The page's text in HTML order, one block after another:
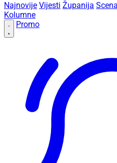
Najnovije Vijesti Županija Scena
Kolumne
Promo